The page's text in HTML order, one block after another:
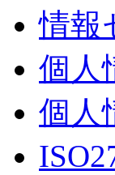
情報
個人
個人